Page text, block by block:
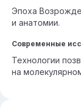
Эпоха
и анатомии.
Современные
Технологии
на